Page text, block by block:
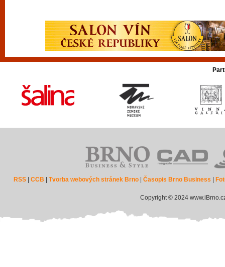
RSS |CCB |Tvorba webových stránek Brno |Časopis Brno Business
Copyright © 2024